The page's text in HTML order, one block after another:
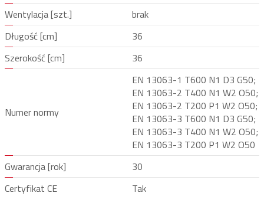
Wentylacja [szt.]
brak
Długość [cm]
36
Szerokość [cm]
36
Numer normy
EN 13063-1 T600 N1 D3 G50;
EN 13063-2 T400 N1 W2 O50;
EN 13063-2 T200 P1 W2 O50;
EN 13063-3 T600 N1 D3 G50;
EN 13063-3 T400 N1 W2 O50;
EN 13063-3 T200 P1 W2 O50
Gwarancja [rok]
30
Certyfikat CE
Tak